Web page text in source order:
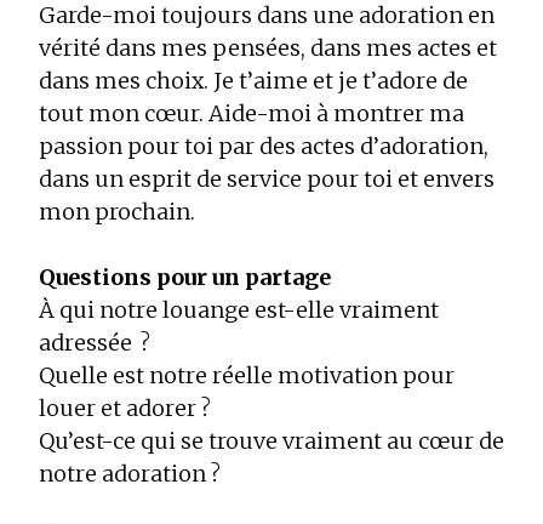
Garde-moi toujours dans une adoration en
vérité dans mes pensées, dans mes actes et
dans mes choix. Je t’aime et je t’adore de
tout mon cœur. Aide-moi à montrer ma
passion pour toi par des actes d’adoration,
dans un esprit de service pour toi et envers
mon prochain.
Questions pour un partage
À qui notre louange est-elle vraiment
adressée ?
Quelle est notre réelle motivation pour
louer et adorer ?
Qu’est-ce qui se trouve vraiment au cœur de
notre adoration ?